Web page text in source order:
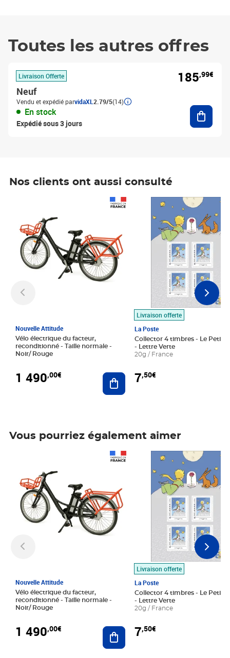
Toutes les autres offres
Livraison Offerte
Neuf
Vendu et expédié parvidaXL 2.79/5(14)
En stock
Expédié sous 3 jours
185,99€
Nos clients ont aussi consulté
Nouvelle Attitude
Vélo électrique du facteur,
reconditionné - Taille normale -
Noir/ Rouge
1 490,00€ Ajouter au panier
Livraison offerte
La Poste
Collector 4 timbres - Le Petit
- Lettre Verte
20g / France
7,50€
Prix 7,50€
Vous pourriez également aimer
Nouvelle Attitude
Vélo électrique du facteur,
reconditionné - Taille normale -
Noir/ Rouge
1 490,00€ Ajouter au panier
Livraison offerte
La Poste
Collector 4 timbres - Le Petit
- Lettre Verte
20g / France
7,50€
Prix 7,50€